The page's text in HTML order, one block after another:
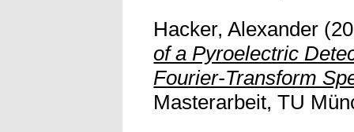
Hacker, Alexander
of a Pyroelectric
Fourier-Transform
Masterarbeit, TU